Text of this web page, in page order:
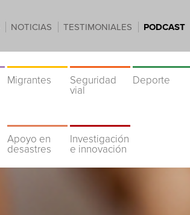
NOTICIAS TESTIMONIALES PODCAST
Migrantes
Seguridad
vial
Deporte
Apoyo en
desastres
Investigación
e innovación